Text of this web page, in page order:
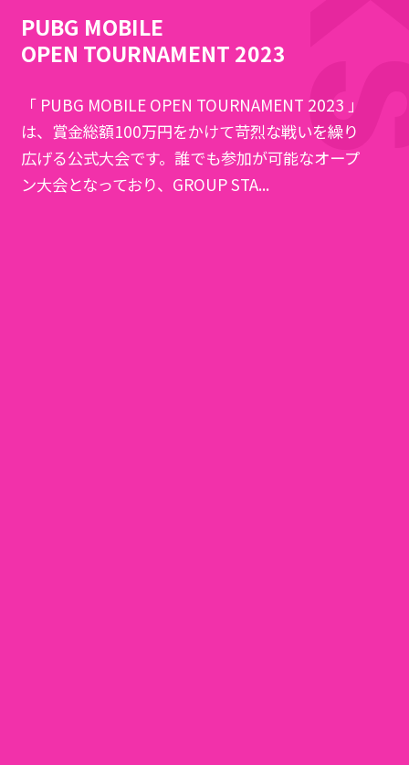
PUBG MOBILE
OPEN TOURNAMENT 2023
「 PUBG MOBILE OPEN TOURNAMENT 2023 」
は、賞金総額100万円をかけて苛烈な戦いを繰り
広げる公式大会です。誰でも参加が可能なオープ
ン大会となっており、GROUP STA...